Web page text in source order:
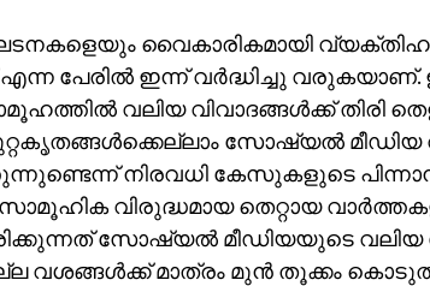
വൈകാരികമായി
പേരിൽ ഇന്ന് വർദ്ധിച്ചു വരുകയാണ്.
വലിയ വിവാദങ്ങൾക്ക് തിരി
സോഷ്യൽ മീഡിയ
നിരവധി കേസുകളുടെ
വിരുദ്ധമായ തെറ്റായ
സോഷ്യൽ മീഡിയയുടെ വലിയ
വശങ്ങൾക്ക് മാത്രം മുൻ തൂക്കം